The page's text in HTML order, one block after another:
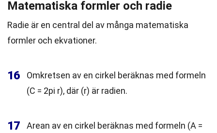
Matematiska formler och radie
Radie är en central del av många matematiska
formler och ekvationer.
16
Omkretsen av en cirkel beräknas med formeln
(C = 2pi r), där (r) är radien.
17
Arean av en cirkel beräknas med formeln (A =